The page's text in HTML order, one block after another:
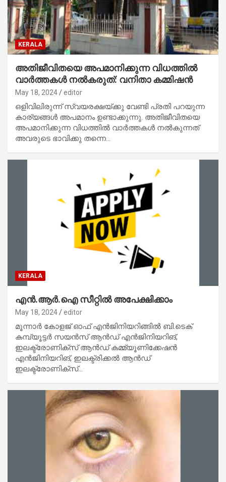
KERALA
അതിജീവിതയെ അപമാനിക്കുന്ന വിധത്തിൽ
വാർത്തകൾ നൽകരുത്: വനിതാ കമ്മിഷൻ
May 18, 2024 editor
ഒളിവിലിരുന്ന് സ്വയരക്ഷയ്ക്കു വേണ്ടി പ്രതി പറയുന്ന
കാര്യങ്ങൾ അപമാനം ഉണ്ടാക്കുന്നു. അതിജീവിതയെ
അപമാനിക്കുന്ന വിധത്തിൽ വാർത്തകൾ നൽകുന്നത്
അവരുടെ ഭാവിക്കു തന്നെ…
KERALA
എൻ.ആർ.ഐ സീറ്റിൽ അപേക്ഷിക്കാം
May 18, 2024 editor
മൂന്നാർ കോളജ് ഓഫ് എൻജിനിയറിങ്ങിൽ ബി.ടെക്
കമ്പ്യൂട്ടർ സയൻസ് ആൻഡ് എൻജിനിയറിങ്,
ഇലക്ട്രോണിക്സ് ആൻഡ് കമ്മ്യൂണിക്കേഷൻ
എൻജിനിയറിങ്, ഇലക്ട്രിക്കൽ ആൻഡ്
ഇലക്ട്രോണിക്സ്…